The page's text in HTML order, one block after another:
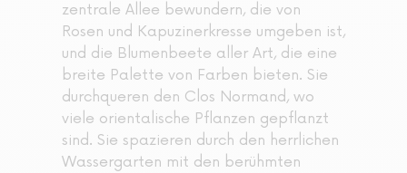
zentrale Allee bewundern, die von
Rosen und Kapuzinerkresse umgeben ist,
und die Blumenbeete aller Art, die eine
breite Palette von Farben bieten. Sie
durchqueren den Clos Normand, wo
viele orientalische Pflanzen gepflanzt
sind. Sie spazieren durch den herrlichen
Wassergarten mit den berühmten